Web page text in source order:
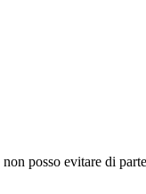
posso evitare di